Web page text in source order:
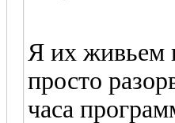
Я их живьем
просто
часа